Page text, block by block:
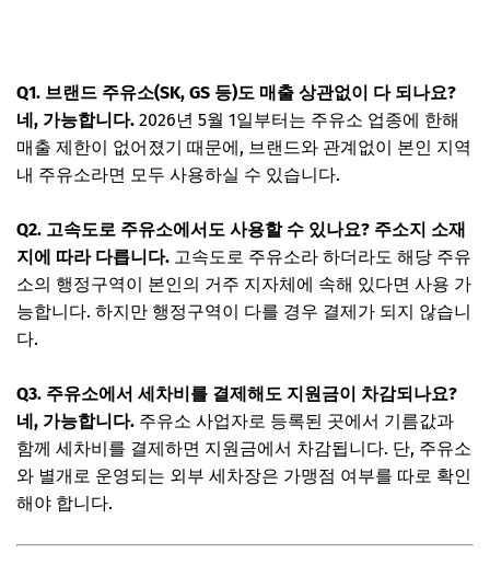
Q1. 브랜드 주유소(SK, GS 등)도 매출 상관없이 다 되나요?
네, 가능합니다. 2026년 5월 1일부터는 주유소 업종에 한해
매출 제한이 없어졌기 때문에, 브랜드와 관계없이 본인 지역
내 주유소라면 모두 사용하실 수 있습니다.
Q2. 고속도로 주유소에서도 사용할 수 있나요? 주소지 소재
지에 따라 다릅니다. 고속도로 주유소라 하더라도 해당 주유
소의 행정구역이 본인의 거주 지자체에 속해 있다면 사용 가
능합니다. 하지만 행정구역이 다를 경우 결제가 되지 않습니
다.
Q3. 주유소에서 세차비를 결제해도 지원금이 차감되나요?
네, 가능합니다. 주유소 사업자로 등록된 곳에서 기름값과
함께 세차비를 결제하면 지원금에서 차감됩니다. 단, 주유소
와 별개로 운영되는 외부 세차장은 가맹점 여부를 따로 확인
해야 합니다.